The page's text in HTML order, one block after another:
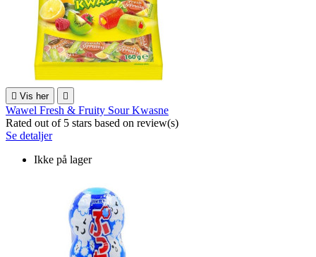
 Vis her 
Wawel Fresh & Fruity Sour Kwasne
Rated out of 5 stars based on review(s)
Se detaljer
Ikke på lager